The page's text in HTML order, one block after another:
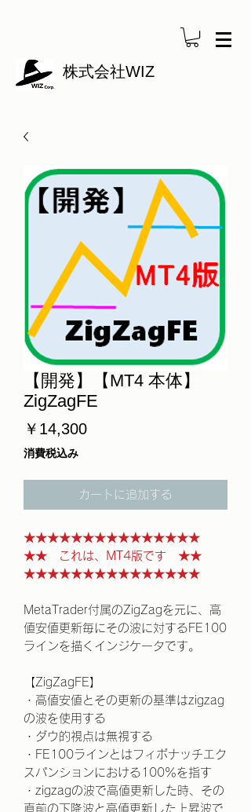
株式会社WIZ
【開発】【MT4 本体】
ZigZagFE
￥14,300価
消費税込み
カートに追加する
★★★★★★★★★★★★★★★
★★ これは、MT4版です ★★
★★★★★★★★★★★★★★★
MetaTrader付属のZigZagを元に、高
値安値更新毎にその波に対するFE100
ラインを描くインジケータです。
【ZigZagFE】
・高値安値とその更新の基準はzigzag
の波を使用する
・ダウ的視点は無視する
・FE100ラインとはフィボナッチエク
スパンションにおける100％を指す
・zigzagの波で高値更新した時、その
直前の下降波と高値更新した上昇波で